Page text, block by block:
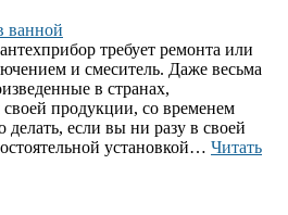
ванной
требует ремонта или
и смеситель. Даже весьма
в странах,
продукции, со временем
делать, если вы ни разу в своей
установкой… Читать